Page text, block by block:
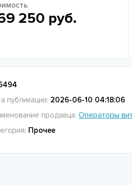
250 руб.
публикации: 2026-06-10 04:18:06
продавца: Операторы
Прочее